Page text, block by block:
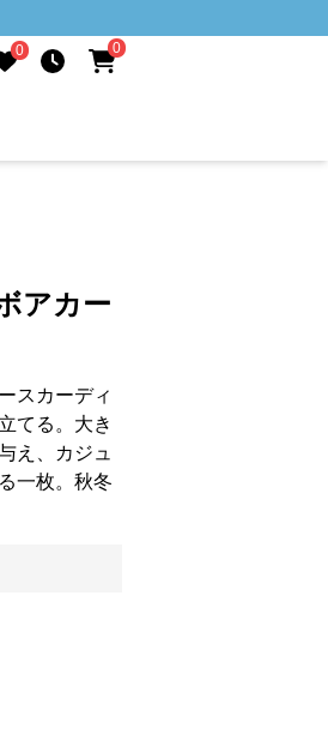
0 0
アカー
スカーディ
てる。大き
え、カジュ
一枚。秋冬